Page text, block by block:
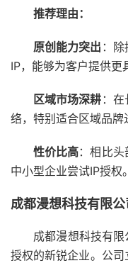
推荐理由：
原创能力突出 ：
IP，能够为客户提供更
区域市场深耕 ：
络，特别适合区域品牌
性价比高：相比
中小型企业尝试IP授权。
成都漫想科技有限公
成都漫想科技有
授权的新锐企业。公